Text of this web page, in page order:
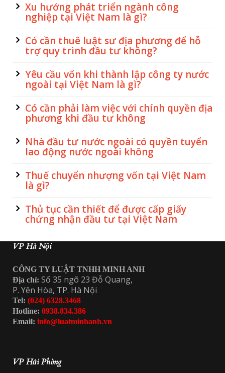
Xu hướng phát triển ngành công
nghiệp tại Việt Nam là gì?
Có cần thuê luật sư địa phương để hỗ
trợ quy trình đầu tư không?
Yêu cầu vốn khi thành lập công ty nước
ngoài tại Việt Nam là gì?
Có cần phải làm việc với chính quyền địa
phương khi đầu tư không
Nhà đầu tư nước ngoài có quyền tuyển
lao động nước ngoài không
Thuế chuyển nhượng vốn tại Việt Nam
là gì?
Thủ tục cần thiết để được cấp giấy
chứng nhận đầu tư tại Việt Nam
VP Hà Nội
CÔNG TY LUẬT TNHH MINH ANH
Địa chỉ: Số 35 ngõ 23 Đỗ Quang,
P. Yên Hòa, TP. Hà Nội
Tel: (024) 6328.3468
Hotline: 0938.834.386
Email: info@luatminhanh.vn
VP Hải Phòng